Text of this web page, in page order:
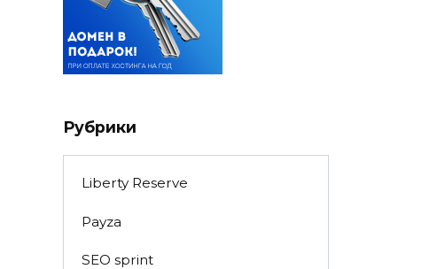
Рубрики
Liberty Reserve
Payza
SEO sprint